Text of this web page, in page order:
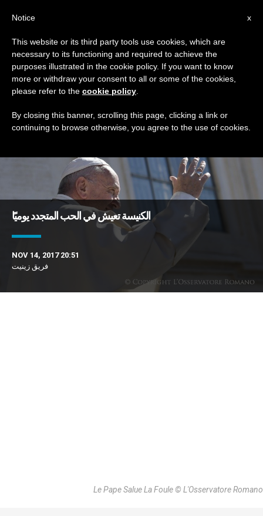
DAY
November 14th, 2017
DERNIÈRES NOUVELLES
الكنيسة تعيش في الحب المتجدد يوميًا
NOV 14, 2017 20:51
فريق زينيت
Le Pape Salue La Foule © L'Osservatore Romano
x
Notice
This website or its third party tools use cookies, which are
necessary to its functioning and required to achieve the
purposes illustrated in the cookie policy. If you want to know
more or withdraw your consent to all or some of the cookies,
please refer to the cookie policy
By closing this banner, scrolling this page, clicking a link or
continuing to browse otherwise, you agree to the use of cookies.